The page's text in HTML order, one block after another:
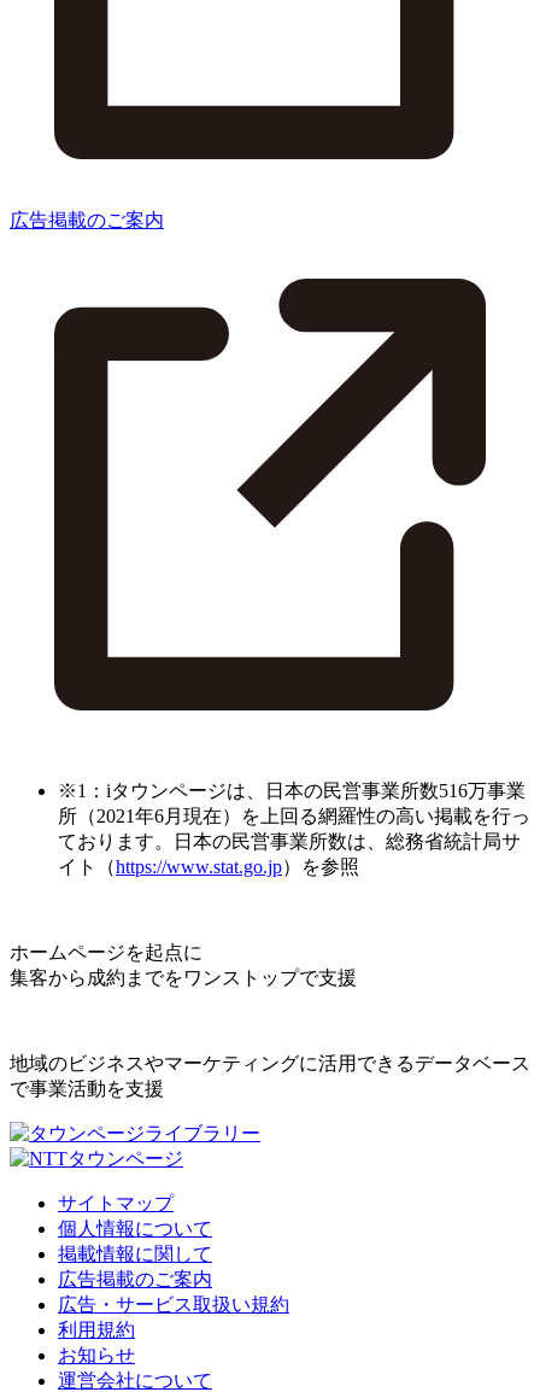
広告掲載のご案内
※1：iタウンページは、日本の民営事業所数516万事業
所（2021年6月現在）を上回る網羅性の高い掲載を行っ
ております。日本の民営事業所数は、総務省統計局サ
イト（https://www.stat.go.jp）を参照
ホームページを起点に
集客から成約までをワンストップで支援
地域のビジネスやマーケティングに活用できるデータベース
で事業活動を支援
サイトマップ
個人情報について
掲載情報に関して
広告掲載のご案内
広告・サービス取扱い規約
利用規約
お知らせ
運営会社について